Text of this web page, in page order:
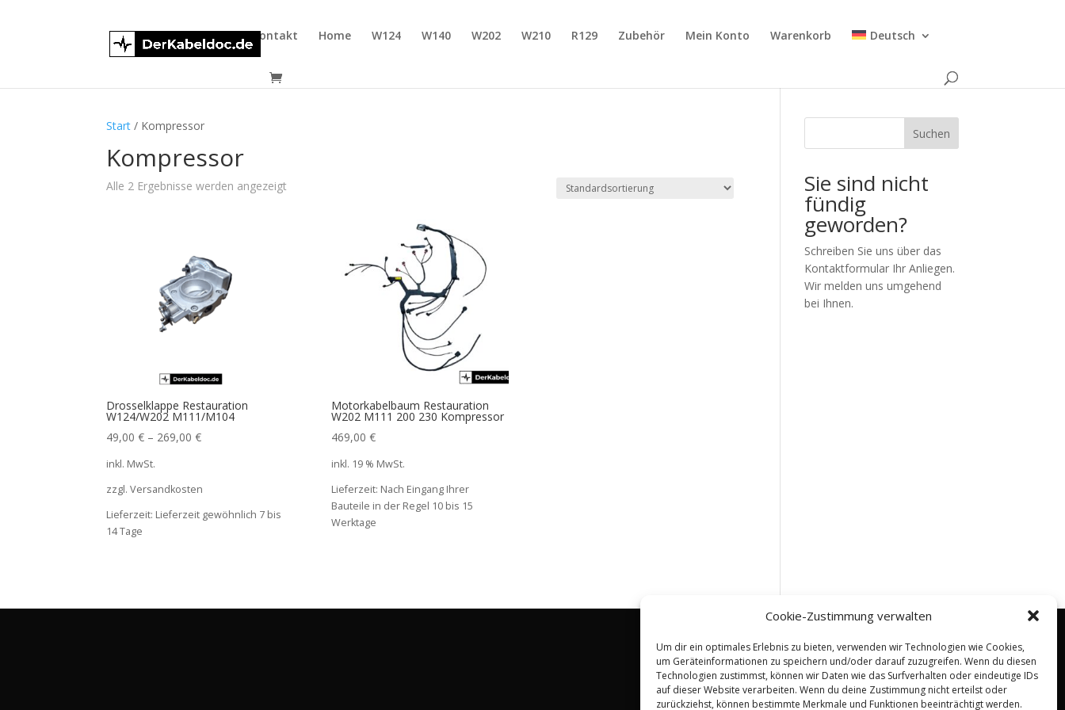
Cookie-Zustimmung verwalten
Um dir ein optimales Erlebnis zu bieten, verwenden wir Technologien wie Cookies,
um Geräteinformationen zu speichern und/oder darauf zuzugreifen. Wenn du diesen
Technologien zustimmst, können wir Daten wie das Surfverhalten oder eindeutige IDs
auf dieser Website verarbeiten. Wenn du deine Zustimmung nicht erteilst oder
zurückziehst, können bestimmte Merkmale und Funktionen beeinträchtigt werden.
Kontakt Home W124 W140 W202 W210 R129 Zubehör Mein Konto Warenkorb Deutsch
Start / Kompressor
Kompressor
Alle 2 Ergebnisse werden angezeigt
Drosselklappe Restauration
W124/W202 M111/M104
49,00€ – 269,00€
inkl. MwSt.
zzgl. Versandkosten
Lieferzeit: Lieferzeit gewöhnlich 7 bis
14 Tage
Motorkabelbaum Restauration
W202 M111 200 230 Kompressor
469,00 €
inkl. 19 % MwSt.
Lieferzeit: Nach Eingang Ihrer
Bauteile in der Regel 10 bis 15
Werktage
Suchen
Sie sind nicht
fündig
geworden?
Schreiben Sie uns über das
Kontaktformular Ihr Anliegen.
Wir melden uns umgehend
bei Ihnen.